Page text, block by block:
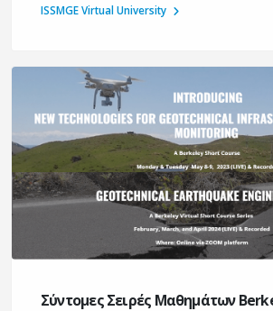
ISSMGE Virtual University
Σύντομες Σειρές Μαθημάτων